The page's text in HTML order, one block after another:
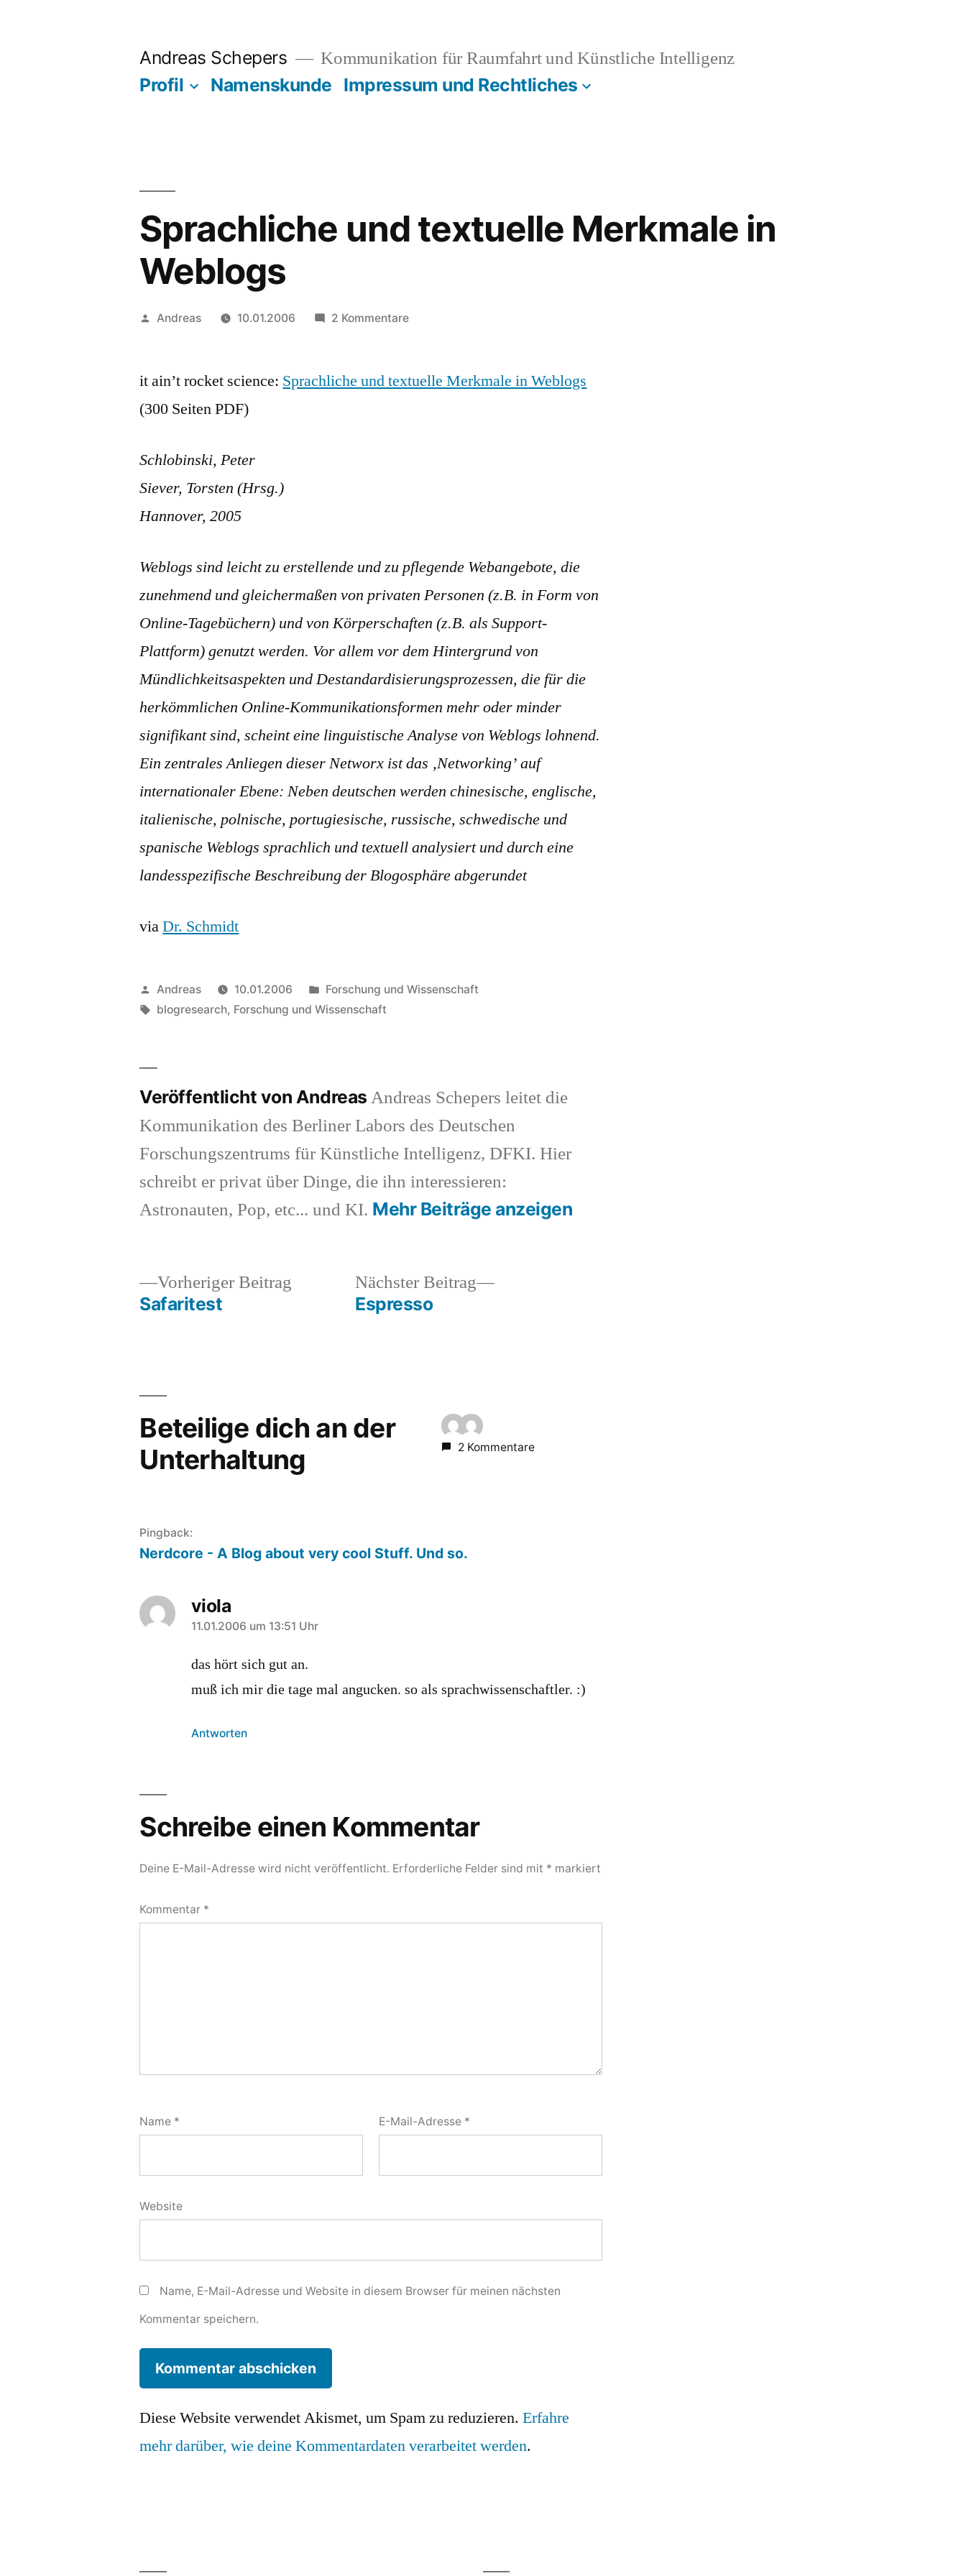
Andreas Schepers Kommunikation für Raumfahrt und Künstliche Intelligenz
Profil Namenskunde Impressum und Rechtliches
Sprachliche und textuelle Merkmale in
Weblogs
Veröffentlicht
Andreas 10.01.2006 2 Kommentarezu
textuelle
it ain’t rocket science: Sprachliche und textuelle Merkmale in Weblogs
(300 Seiten PDF)
Schlobinski, Peter
Siever, Torsten (Hrsg.)
Hannover, 2005
Weblogs sind leicht zu erstellende und zu pflegende Webangebote, die
zunehmend und gleichermaßen von privaten Personen (z.B. in Form von
Online-Tagebüchern) und von Körperschaften (z.B. als Support-
Plattform) genutzt werden. Vor allem vor dem Hintergrund von
Mündlichkeitsaspekten und Destandardisierungsprozessen, die für die
herkömmlichen Online-Kommunikationsformen mehr oder minder
signifikant sind, scheint eine linguistische Analyse von Weblogs lohnend.
Ein zentrales Anliegen dieser Networx ist das ‚Networking’ auf
internationaler Ebene: Neben deutschen werden chinesische, englische,
italienische, polnische, portugiesische, russische, schwedische und
spanische Weblogs sprachlich und textuell analysiert und durch eine
landesspezifische Beschreibung der Blogosphäre abgerundet
viaDr. Schmidt
Veröffentlicht
von
Andreas 10.01.2006
Veröffentlicht
in
Forschung und Wissenschaft
Schlagwörter:
blogresearch, Forschung und Wissenschaft
Veröffentlicht von Andreas Andreas Schepers leitet die
Kommunikation des Berliner Labors des Deutschen
Forschungszentrums für Künstliche Intelligenz, DFKI. Hier
schreibt er privat über Dinge, die ihn interessieren:
Astronauten, Pop, etc... und KI. Mehr Beiträge anzeigen
Beitragsnavigation
Vorheriger Beitrag Vorheriger
Safaritest
Nächster Beitrag
Nächster
Espresso
Beteilige dich an der
Unterhaltung
2 Kommentare
Pingback:
Nerdcore - A Blog about very cool Stuff. Und so.
viola
sagt:
11.01.2006 um 13:51 Uhr
das hört sich gut an.
muß ich mir die tage mal angucken. so als sprachwissenschaftler. :)
Antworten
Schreibe einen Kommentar
Deine E-Mail-Adresse wird nicht veröffentlicht. Erforderliche Felder sind mit * markiert
Kommentar *
Name * E-Mail-Adresse *
Website
Name, E-Mail-Adresse und Website in diesem Browser für meinen nächsten
Kommentar speichern.
Diese Website verwendet Akismet, um Spam zu reduzieren.Erfahre
mehr darüber, wie deine Kommentardaten verarbeitet werden.